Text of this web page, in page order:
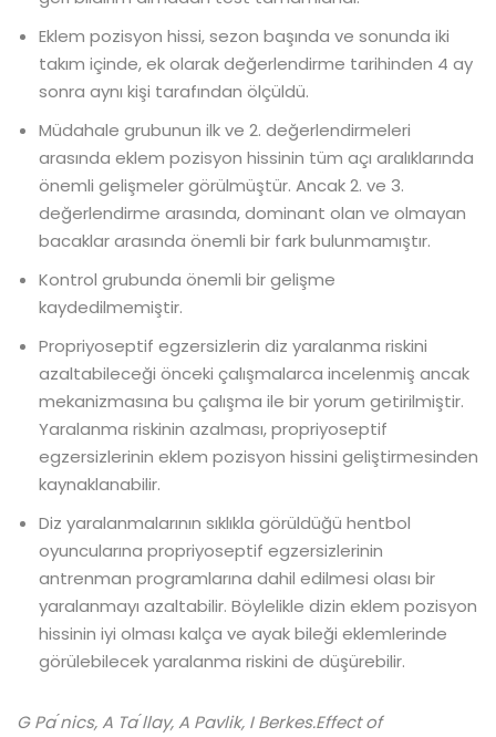
Eklem pozisyon hissi, sezon başında ve sonunda iki
takım içinde, ek olarak değerlendirme tarihinden 4 ay
sonra aynı kişi tarafından ölçüldü.
Müdahale grubunun ilk ve 2. değerlendirmeleri
arasında eklem pozisyon hissinin tüm açı aralıklarında
önemli gelişmeler görülmüştür. Ancak 2. ve 3.
değerlendirme arasında, dominant olan ve olmayan
bacaklar arasında önemli bir fark bulunmamıştır.
Kontrol grubunda önemli bir gelişme
kaydedilmemiştir.
Propriyoseptif egzersizlerin diz yaralanma riskini
azaltabileceği önceki çalışmalarca incelenmiş ancak
mekanizmasına bu çalışma ile bir yorum getirilmiştir.
Yaralanma riskinin azalması, propriyoseptif
egzersizlerinin eklem pozisyon hissini geliştirmesinden
kaynaklanabilir.
Diz yaralanmalarının sıklıkla görüldüğü hentbol
oyuncularına propriyoseptif egzersizlerinin
antrenman programlarına dahil edilmesi olası bir
yaralanmayı azaltabilir. Böylelikle dizin eklem pozisyon
hissinin iyi olması kalça ve ayak bileği eklemlerinde
görülebilecek yaralanma riskini de düşürebilir.
G Pa ́nics, A Ta ́llay, A Pavlik, I Berkes.Effect of